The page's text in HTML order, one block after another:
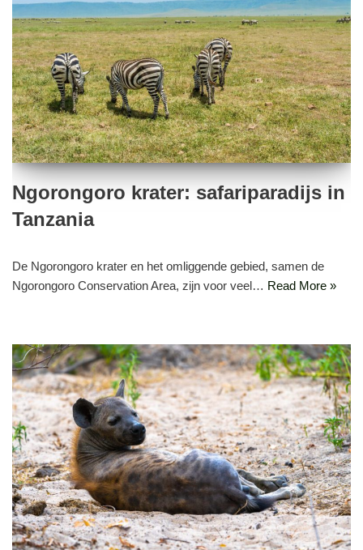
Ngorongoro krater: safariparadijs in
Tanzania
De Ngorongoro krater en het omliggende gebied, samen de
Ngorongoro Conservation Area, zijn voor veel… Read More »